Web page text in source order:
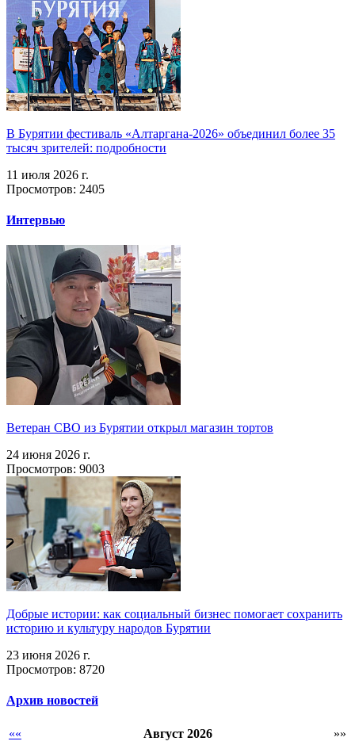
В Бурятии фестиваль «Алтаргана-2026» объединил более 35
тысяч зрителей: подробности
11 июля 2026 г.
Просмотров: 2405
Интервью
Ветеран СВО из Бурятии открыл магазин тортов
24 июня 2026 г.
Просмотров: 9003
Добрые истории: как социальный бизнес помогает сохранить
историю и культуру народов Бурятии
23 июня 2026 г.
Просмотров: 8720
Архив новостей
«« Август 2026 »»